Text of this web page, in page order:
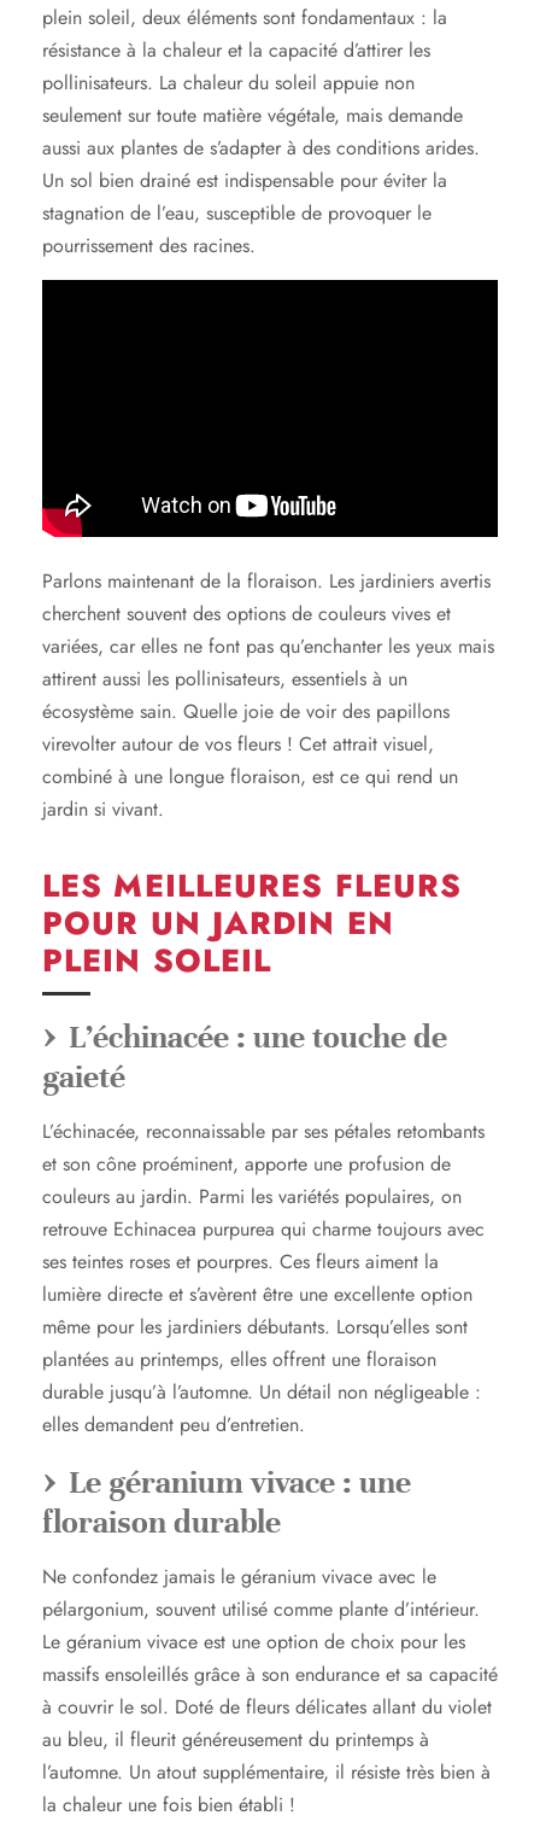
plein soleil, deux éléments sont fondamentaux : la
résistance à la chaleur et la capacité d’attirer les
pollinisateurs. La chaleur du soleil appuie non
seulement sur toute matière végétale, mais demande
aussi aux plantes de s’adapter à des conditions arides.
Un sol bien drainé est indispensable pour éviter la
stagnation de l’eau, susceptible de provoquer le
pourrissement des racines.
Parlons maintenant de la floraison. Les jardiniers avertis
cherchent souvent des options de couleurs vives et
variées, car elles ne font pas qu’enchanter les yeux mais
attirent aussi les pollinisateurs, essentiels à un
écosystème sain. Quelle joie de voir des papillons
virevolter autour de vos fleurs ! Cet attrait visuel,
combiné à une longue floraison, est ce qui rend un
jardin si vivant.
LES MEILLEURES FLEURS
POUR UN JARDIN EN
PLEIN SOLEIL
L’échinacée : une touche de
gaieté
L’échinacée, reconnaissable par ses pétales retombants
et son cône proéminent, apporte une profusion de
couleurs au jardin. Parmi les variétés populaires, on
retrouve Echinacea purpurea qui charme toujours avec
ses teintes roses et pourpres. Ces fleurs aiment la
lumière directe et s’avèrent être une excellente option
même pour les jardiniers débutants. Lorsqu’elles sont
plantées au printemps, elles offrent une floraison
durable jusqu’à l’automne. Un détail non négligeable :
elles demandent peu d’entretien.
Le géranium vivace : une
floraison durable
Ne confondez jamais le géranium vivace avec le
pélargonium, souvent utilisé comme plante d’intérieur.
Le géranium vivace est une option de choix pour les
massifs ensoleillés grâce à son endurance et sa capacité
à couvrir le sol. Doté de fleurs délicates allant du violet
au bleu, il fleurit généreusement du printemps à
l’automne. Un atout supplémentaire, il résiste très bien à
la chaleur une fois bien établi !